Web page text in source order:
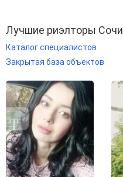
Лучшие риэлторы Сочи
Каталог специалистов
Закрытая база объектов